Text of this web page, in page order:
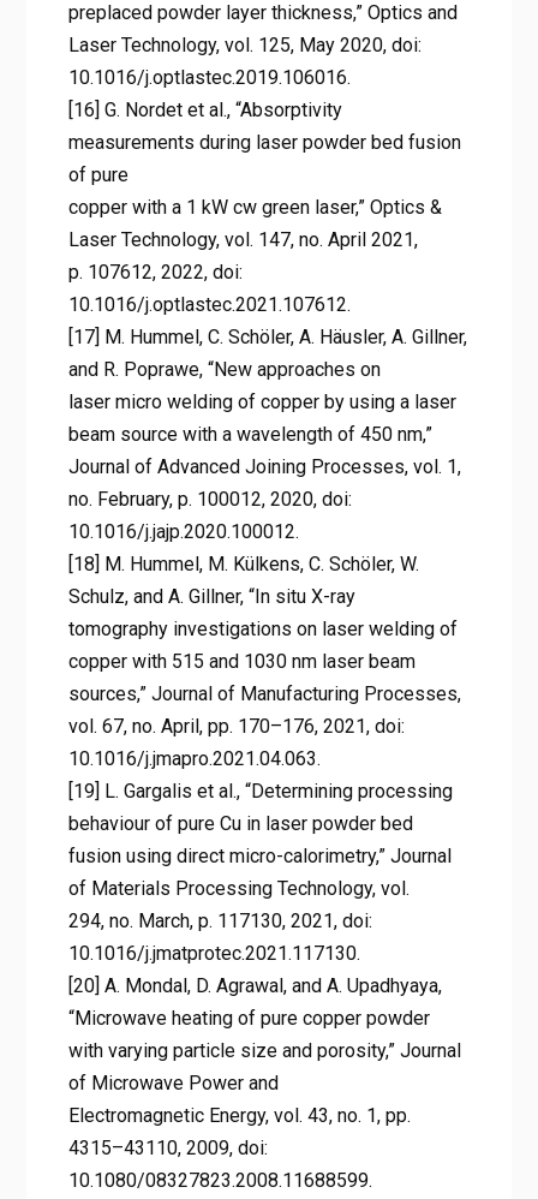
preplaced powder layer thickness,” Optics and
Laser Technology, vol. 125, May 2020, doi:
10.1016/j.optlastec.2019.106016.
[16] G. Nordet et al., “Absorptivity
measurements during laser powder bed fusion
of pure
copper with a 1 kW cw green laser,” Optics &
Laser Technology, vol. 147, no. April 2021,
p. 107612, 2022, doi:
10.1016/j.optlastec.2021.107612.
[17] M. Hummel, C. Schöler, A. Häusler, A. Gillner,
and R. Poprawe, “New approaches on
laser micro welding of copper by using a laser
beam source with a wavelength of 450 nm,”
Journal of Advanced Joining Processes, vol. 1,
no. February, p. 100012, 2020, doi:
10.1016/j.jajp.2020.100012.
[18] M. Hummel, M. Külkens, C. Schöler, W.
Schulz, and A. Gillner, “In situ X-ray
tomography investigations on laser welding of
copper with 515 and 1030 nm laser beam
sources,” Journal of Manufacturing Processes,
vol. 67, no. April, pp. 170–176, 2021, doi:
10.1016/j.jmapro.2021.04.063.
[19] L. Gargalis et al., “Determining processing
behaviour of pure Cu in laser powder bed
fusion using direct micro-calorimetry,” Journal
of Materials Processing Technology, vol.
294, no. March, p. 117130, 2021, doi:
10.1016/j.jmatprotec.2021.117130.
[20] A. Mondal, D. Agrawal, and A. Upadhyaya,
“Microwave heating of pure copper powder
with varying particle size and porosity,” Journal
of Microwave Power and
Electromagnetic Energy, vol. 43, no. 1, pp.
4315–43110, 2009, doi:
10.1080/08327823.2008.11688599.